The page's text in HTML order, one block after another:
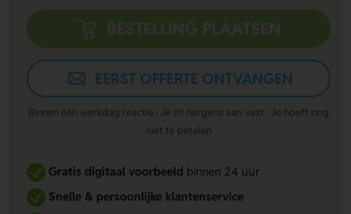
BESTELLING PLAATSEN
EERST OFFERTE ONTVANGEN
Binnen één werkdag reactie · Je zit nergens aan vast · Je hoeft nog
niet te betalen
Gratis digitaal voorbeeldbinnen 24 uur
Snelle & persoonlijke klantenservice